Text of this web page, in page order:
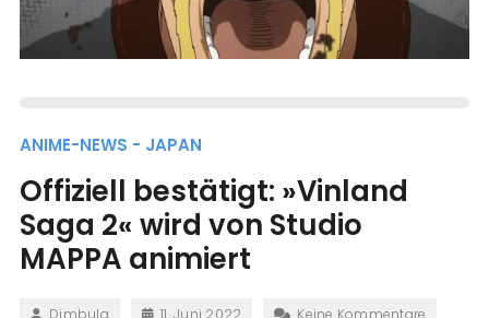
ANIME-NEWS - JAPAN
Offiziell bestätigt: »Vinland
Saga 2« wird von Studio
MAPPA animiert